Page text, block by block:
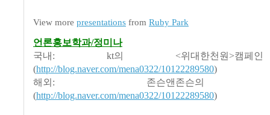
View more presentations from Ruby Park
언론홍보학과/정미나
국내: kt의 <위대한천원>캠
(http://blog.naver.com/mena0322/10122289580)
해외: 존슨앤존슨의 위
(http://blog.naver.com/mena0322/10122289580)